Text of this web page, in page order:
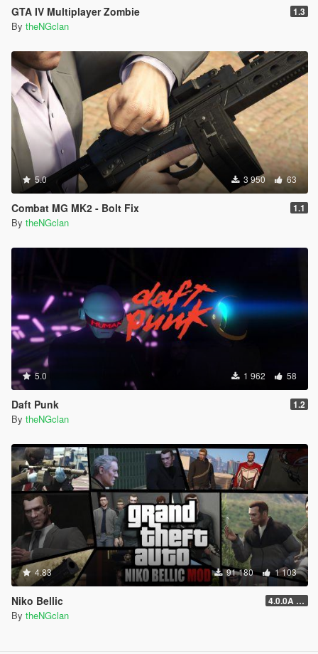
GTA IV Multiplayer Zombie 1.3
By theNGclan
5.0 3 950 63
Combat MG MK2 - Bolt Fix 1.1
By theNGclan
5.0 1 962 58
Daft Punk 1.2
By theNGclan
4.83 91 180 1 103
Niko Bellic 4.0.0A (LSDW Support + Crash Hotfix)
By theNGclan